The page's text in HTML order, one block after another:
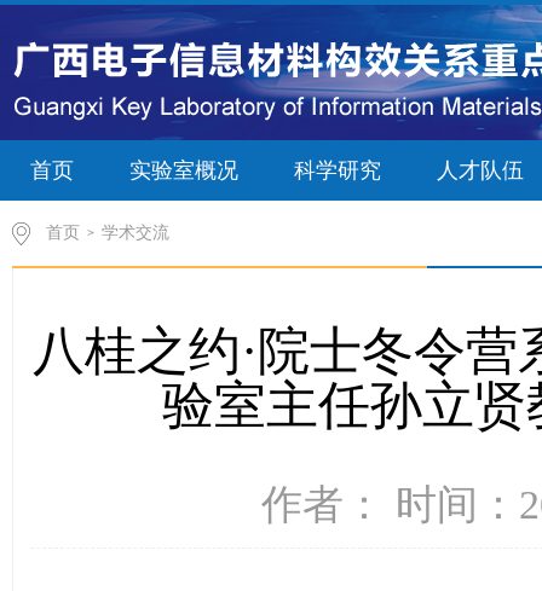
首页 实验室概况 科学研究 人才队伍
首页 学术交流
八桂之约·院士冬令
验室主任孙立
作者： 时间：